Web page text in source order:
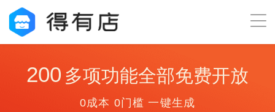
200 多项功能全部免费开放
0成本 0门槛 一键生成